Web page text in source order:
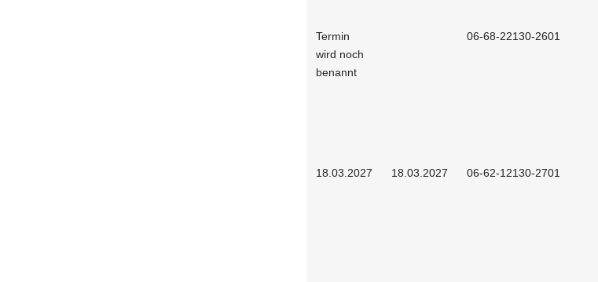
Termin
wird noch
benannt
06-68-22130-2601
18.03.2027 18.03.2027 06-62-12130-2701